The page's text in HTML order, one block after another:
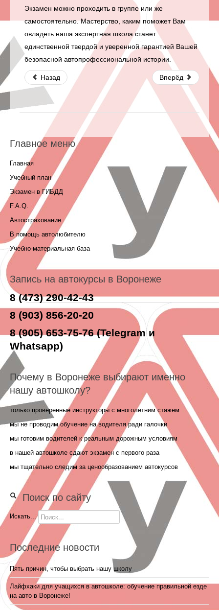
Экзамен можно проходить в группе или же
самостоятельно. Мастерство, каким поможет Вам
овладеть наша экспертная школа станет
единственной твердой и уверенной гарантией Вашей
безопасной автопрофессиональной истории.
Назад Вперёд
Главное меню
Главная
Учебный план
Экзамен в ГИБДД
F.A.Q.
Автострахование
В помощь автолюбителю
Учебно-материальная база
Запись на автокурсы в Воронеже
8 (473) 290-42-43
8 (903) 856-20-20
8 (905) 653-75-76 (Telegram и
Whatsapp)
Почему в Воронеже выбирают именно
нашу автошколу?
только проверенные инструкторы с многолетним стажем
мы не проводим обучение на водителя ради галочки
мы готовим водителей к реальным дорожным условиям
в нашей автошколе сдают экзамен с первого раза
мы тщательно следим за ценообразованием автокурсов
Поиск по сайту
Искать...
Последние новости
Пять причин, чтобы выбрать нашу школу
Лайфхаки для учащихся в автошколе: обучение правильной езде
на авто в Воронеже!